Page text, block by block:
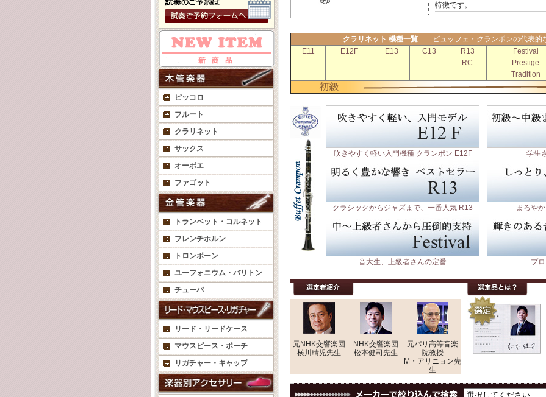
ピッコロ
フルート
クラリネット
サックス
オーボエ
ファゴット
トランペット・コルネット
フレンチホルン
トロンボーン
ユーフォニウム・バリトン
チューバ
リード・リードケース
マウスピース・ポーチ
リガチャー・キャップ
特徴です。
クラリネット 機種一覧
ビュッフェ・クランポンの代表的
E11
E12F E13 C13
R13
RC
Festival
Prestige
Tradition
吹きやすく軽い入門機種 クランポン E12F 学生
クラシックからジャズまで、一番人気 R13 まろや
音大生、上級者さんの定番 プ
元NHK交響楽団
横川晴児先生
NHK交響楽団
松本健司先生
元パリ高等音楽
院教授
M・アリニョン先
生